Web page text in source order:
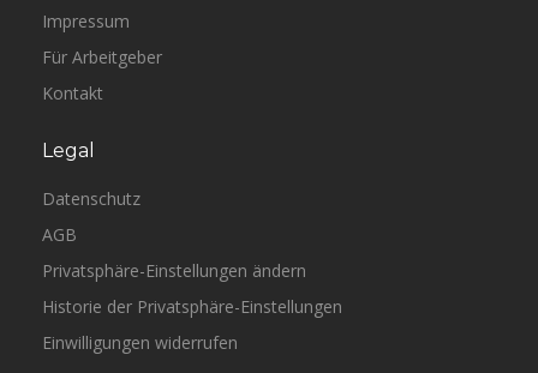
Impressum
Für Arbeitgeber
Kontakt
Legal
Datenschutz
AGB
Privatsphäre-Einstellungen ändern
Historie der Privatsphäre-Einstellungen
Einwilligungen widerrufen